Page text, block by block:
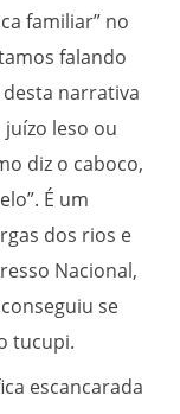
familiar” no
falando
narrativa
leso ou
diz o caboco,
É um
dos rios e
Nacional,
se
tucupi.
escancarada